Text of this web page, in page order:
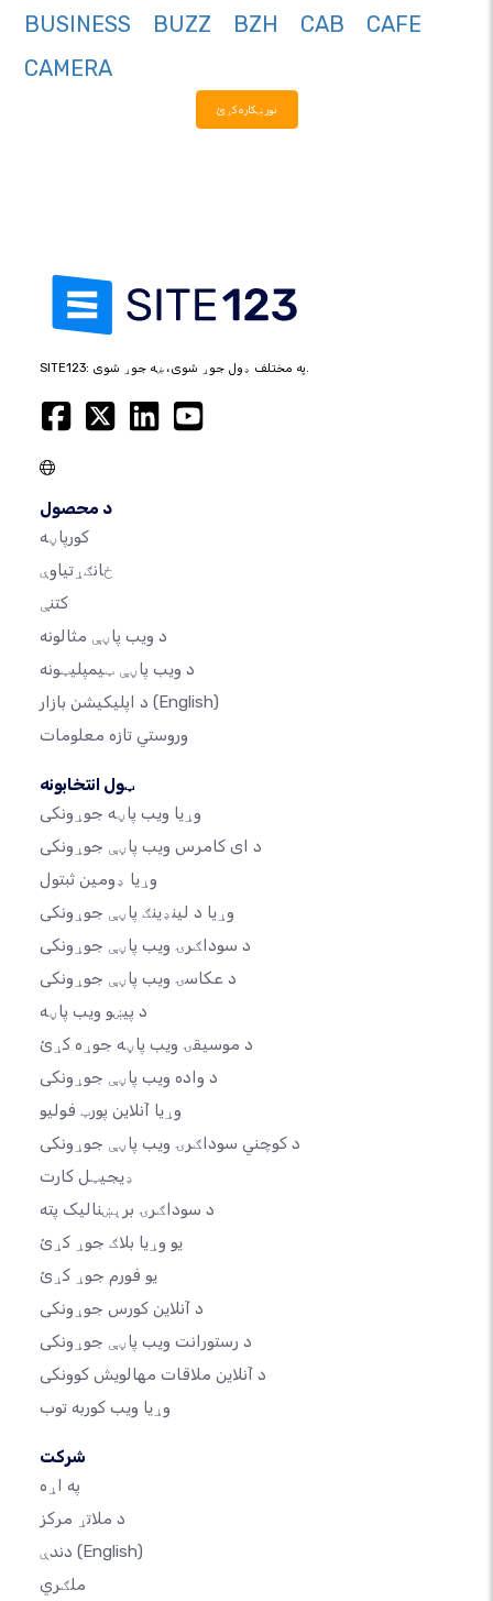
BUSINESS
BUZZ BZH CAB
CAFE
CAMERA
نور ښکاره کړئ
SITE123: په مختلف ډول جوړ شوی، ښه جوړ شوی.
د محصول
کورپاڼه
ځانګړتیاوې
کتنې
د ویب پاڼې مثالونه
د ویب پاڼې ټیمپلیټونه
(English)
وروستي تازه معلومات
ټول انتخابونه
وړیا ویب پاڼه جوړونکی
د ای کامرس ویب پاڼې جوړونکی
وړیا ډومین ثبتول
وړیا د لینډینګ پاڼې جوړونکی
د سوداګرۍ ویب پاڼې جوړونکی
د عکاسۍ ویب پاڼې جوړونکی
د پیښو ویب پاڼه
د موسیقۍ ویب پاڼه جوړه کړئ
د واده ویب پاڼې جوړونکی
وړیا آنلاین پورټ فولیو
د کوچني سوداګرۍ ویب پاڼې جوړونکی
ډیجیټل کارت
د سوداګرۍ برېښنالیک پته
یو وړیا بلاګ جوړ کړئ
یو فورم جوړ کړئ
د آنلاین کورس جوړونکی
د رستورانت ویب پاڼې جوړونکی
د آنلاین ملاقات مهالویش کوونکی
وړیا ویب کوربه توب
شرکت
په اړه
د ملاتړ مرکز
(English)
ملګري